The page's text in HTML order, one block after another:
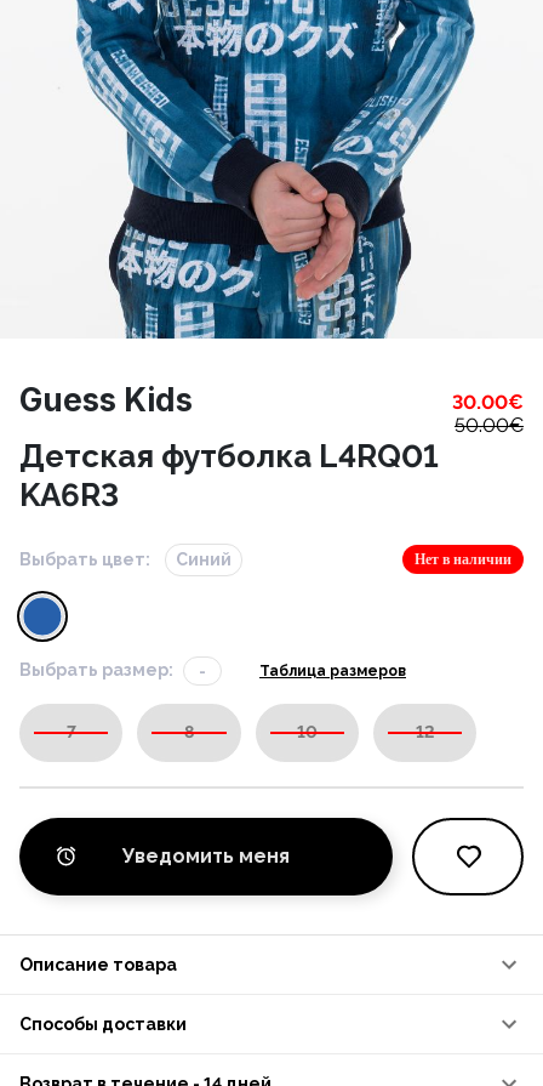
Guess Kids 30.00€
50.00€
Детская футболка L4RQ01
KA6R3
Выбрать цвет: Синий Нет в наличии
Выбрать размер: - Таблица размеров
7 8 10 12
Уведомить меня
Описание товара
Способы доставки